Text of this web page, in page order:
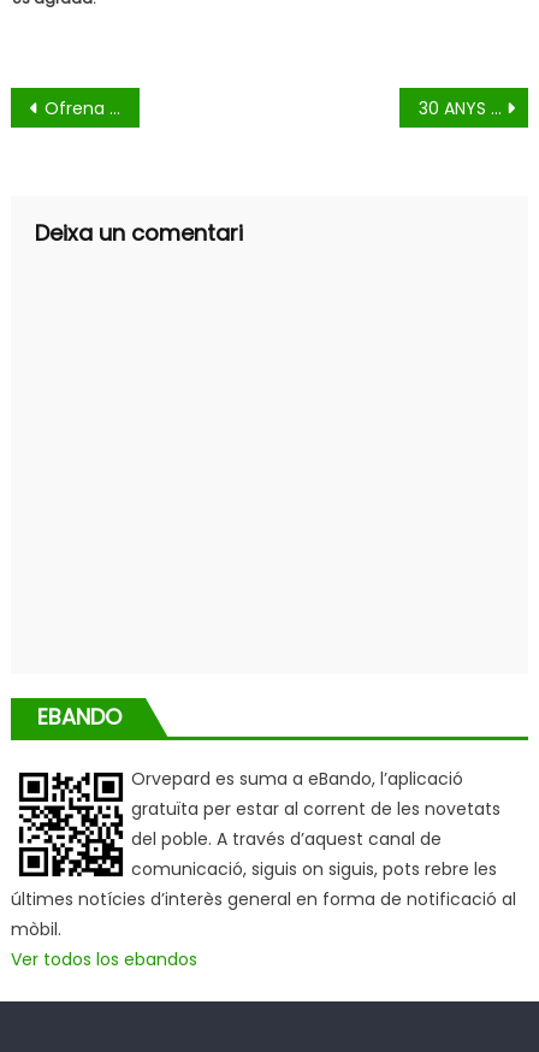
Navegació
Ofrena Floral 30 ANYS EAP BALÀFIA-PARDIYES-SECÀ SANT PERE
Deixa un comentari
EBANDO
Orvepard es suma a eBando, l’aplicació
gratuïta per estar al corrent de les novetats
del poble. A través d’aquest canal de
comunicació, siguis on siguis, pots rebre les
últimes notícies d’interès general en forma de notificació al
mòbil.
Ver todos los ebandos